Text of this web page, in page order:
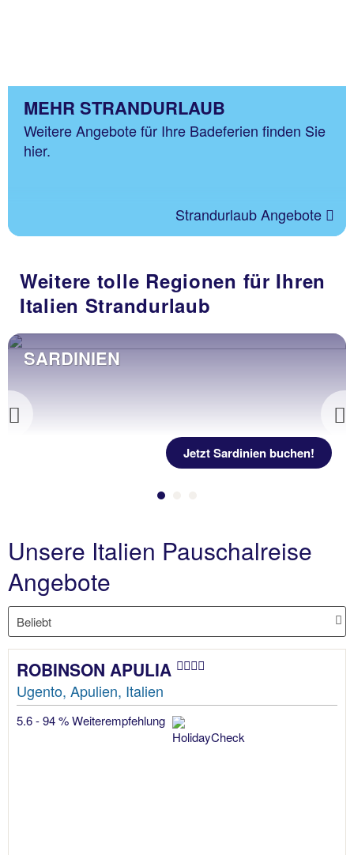
MEHR STRANDURLAUB
Weitere Angebote für Ihre Badeferien finden Sie
hier.
Strandurlaub Angebote
Weitere tolle Regionen für Ihren
Italien Strandurlaub
Previous
SARDINIEN
Jetzt Sardinien buchen!
Unsere Italien Pauschalreise
Angebote
ROBINSON APULIA
Ugento, Apulien, Italien
5.6 - 94 % Weiterempfehlung